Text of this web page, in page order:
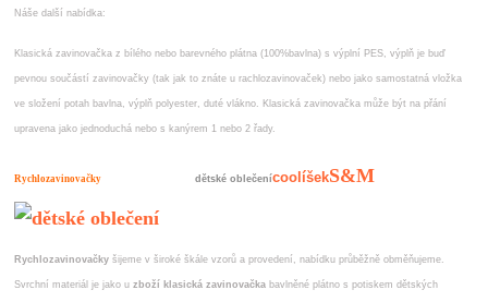
Náše další nabídka:
Klasická zavinovačka z bílého nebo barevného plátna (100%bavlna) s výplní PES, výplň je buď
pevnou součástí zavinovačky (tak jak to znáte u rachlozavinovaček) nebo jako samostatná vložka
ve složení potah bavlna, výplň polyester, duté vlákno. Klasická zavinovačka může být na přání
upravena jako jednoduchá nebo s kanýrem 1 nebo 2 řady.
Rychlozavinovačkydětské oblečenícoolíšekS&M
Rychlozavinovačky šijeme v široké škále vzorů a provedení, nabídku průběžně obměňujeme.
Svrchní materiál je jako uzboží klasická zavinovačka bavlněné plátno s potiskem dětských